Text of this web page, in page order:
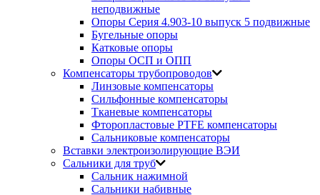
неподвижные
Опоры Серия 4.903-10 выпуск 5 подвижные
Бугельные опоры
Катковые опоры
Опоры ОСП и ОПП
Компенсаторы трубопроводов
Линзовые компенсаторы
Сильфонные компенсаторы
Тканевые компенсаторы
Фторопластовые PTFE компенсаторы
Сальниковые компенсаторы
Вставки электроизолирующие ВЭИ
Сальники для труб
Сальник нажимной
Сальники набивные